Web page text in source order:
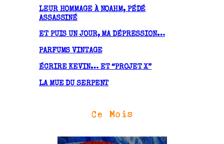
s
LEUR HOMMAGE À NOAHM, PÉDÉ
ASSASSINÉ
ET PUIS UN JOUR, MA DÉPRESSION…
PARFUMS VINTAGE
ÉCRIRE KEVIN… ET “PROJET X”
LA MUE DU SERPENT
Ce Mois